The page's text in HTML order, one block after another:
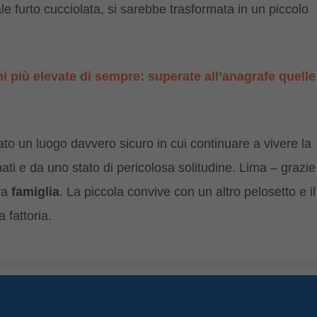
furto cucciolata, si sarebbe trasformata in un piccolo
più elevate di sempre: superate all’anagrafe quelle
un luogo davvero sicuro in cui continuare a vivere la
e da uno stato di pericolosa solitudine. Lima – grazie
famiglia. La piccola convive con un altro pelosetto e il
fattoria.